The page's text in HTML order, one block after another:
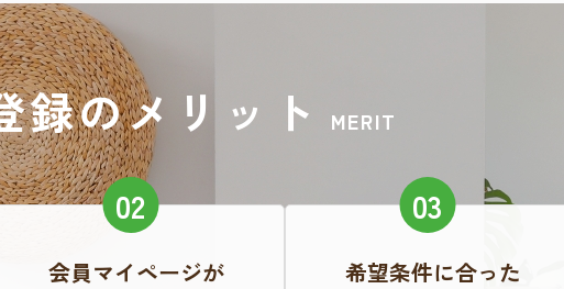
録のメリット MERIT
会員マイページが
希望条件に合った